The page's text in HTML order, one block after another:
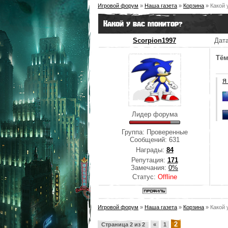
Игровой форум » Наша газета » Корзина » Какой
Какой у вас монитор?
Scorpion1997
Лидер форума
Группа: Проверенные
Сообщений: 631
Награды: 84
Репутация: 171
Замечания: 0%
Статус: Offline
Я
Игровой форум » Наша газета » Корзина » Какой
Страница 2 из 2 « 1 2